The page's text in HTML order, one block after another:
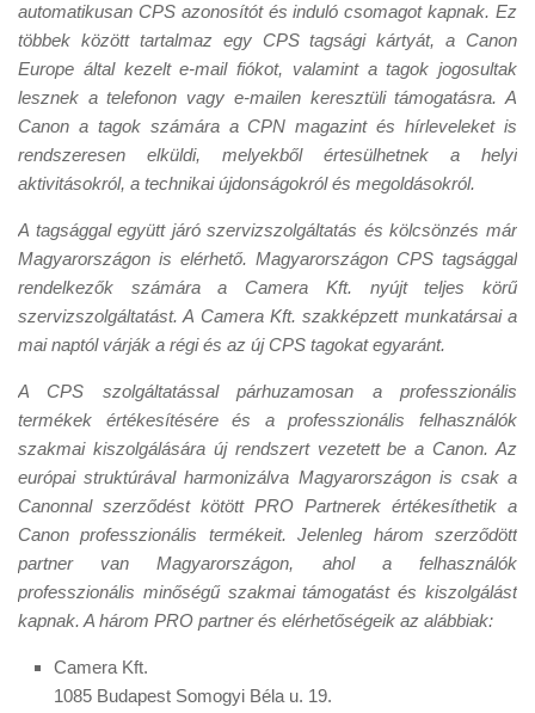
automatikusan CPS azonosítót és induló csomagot kapnak. Ez
többek között tartalmaz egy CPS tagsági kártyát, a Canon
Europe által kezelt e-mail fiókot, valamint a tagok jogosultak
lesznek a telefonon vagy e-mailen keresztüli támogatásra. A
Canon a tagok számára a CPN magazint és hírleveleket is
rendszeresen elküldi, melyekből értesülhetnek a helyi
aktivitásokról, a technikai újdonságokról és megoldásokról.
A tagsággal együtt járó szervizszolgáltatás és kölcsönzés már
Magyarországon is elérhető. Magyarországon CPS tagsággal
rendelkezők számára a Camera Kft. nyújt teljes körű
szervizszolgáltatást. A Camera Kft. szakképzett munkatársai a
mai naptól várják a régi és az új CPS tagokat egyaránt.
A CPS szolgáltatással párhuzamosan a professzionális
termékek értékesítésére és a professzionális felhasználók
szakmai kiszolgálására új rendszert vezetett be a Canon. Az
európai struktúrával harmonizálva Magyarországon is csak a
Canonnal szerződést kötött PRO Partnerek értékesíthetik a
Canon professzionális termékeit. Jelenleg három szerződött
partner van Magyarországon, ahol a felhasználók
professzionális minőségű szakmai támogatást és kiszolgálást
kapnak. A három PRO partner és elérhetőségeik az alábbiak:
Camera Kft.
1085 Budapest Somogyi Béla u. 19.